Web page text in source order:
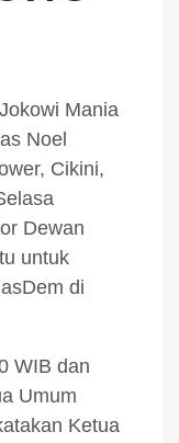
Mania
Noel
Cikini,
Dewan
untuk
di
WIB dan
Umum
Ketua